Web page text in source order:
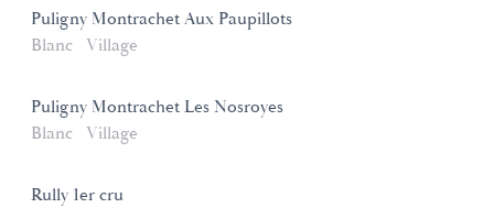
Puligny Montrachet Aux Paupillots
Blanc
Village
Puligny Montrachet Les Nosroyes
Blanc
Village
Rully 1er cru